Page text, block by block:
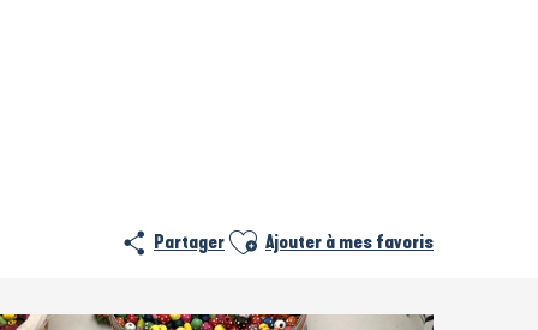
Partager Ajouter aux favoris
Ajouter à mes favoris